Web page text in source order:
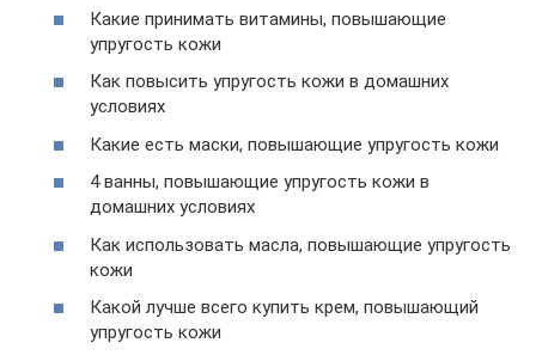
Какие принимать витамины, повышающие
упругость кожи
Как повысить упругость кожи в домашних
условиях
Какие есть маски, повышающие упругость кожи
4 ванны, повышающие упругость кожи в
домашних условиях
Как использовать масла, повышающие упругость
кожи
Какой лучше всего купить крем, повышающий
упругость кожи